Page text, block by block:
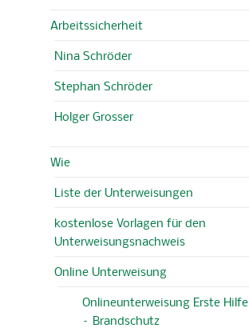
Arbeitssicherheit
Nina Schröder
Stephan Schröder
Holger Grosser
Wie
Liste der Unterweisungen
kostenlose Vorlagen für den
Unterweisungsnachweis
Online Unterweisung
Onlineunterweisung Erste Hilfe
– Brandschutz